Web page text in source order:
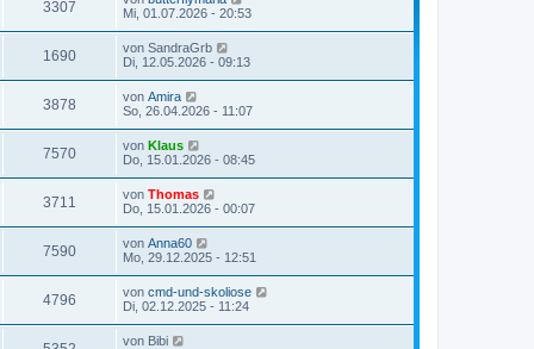
3307
Mi, 01.07.2026 - 20:53
1690 von SandraGrb
Di, 12.05.2026 - 09:13
3878 von Amira
So, 26.04.2026 - 11:07
7570 von Klaus
Do, 15.01.2026 - 08:45
3711 von Thomas
Do, 15.01.2026 - 00:07
7590 von Anna60
Mo, 29.12.2025 - 12:51
4796 von cmd-und-skoliose
Di, 02.12.2025 - 11:24
von Bibi